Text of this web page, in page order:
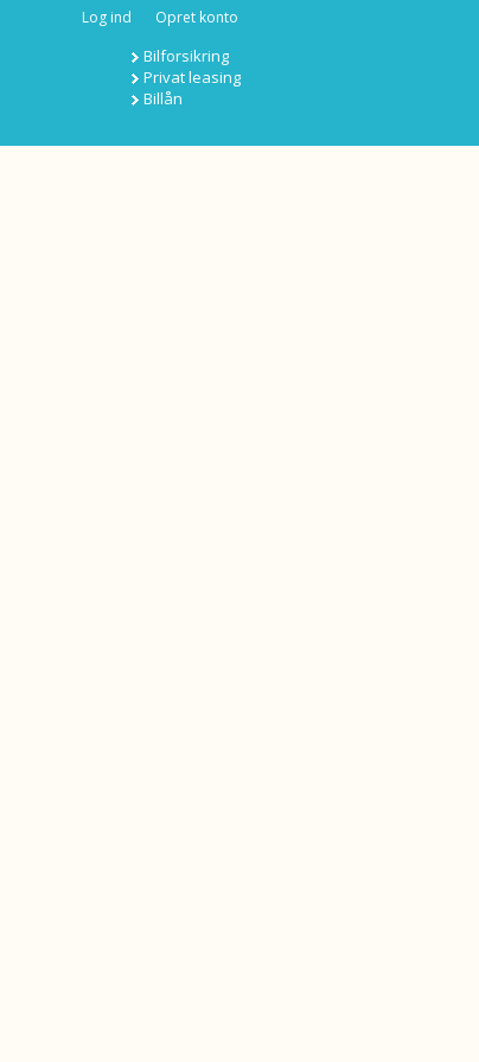
Log ind Opret konto
Bilforsikring
Privat leasing
Billån